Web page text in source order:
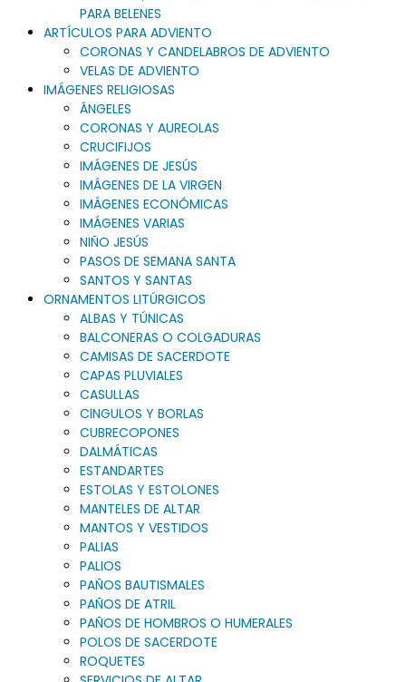
PARA BELENES
ARTÍCULOS PARA ADVIENTO
CORONAS Y CANDELABROS DE ADVIENTO
VELAS DE ADVIENTO
IMÁGENES RELIGIOSAS
ÁNGELES
CORONAS Y AUREOLAS
CRUCIFIJOS
IMÁGENES DE JESÚS
IMÁGENES DE LA VIRGEN
IMÁGENES ECONÓMICAS
IMÁGENES VARIAS
NIÑO JESÚS
PASOS DE SEMANA SANTA
SANTOS Y SANTAS
ORNAMENTOS LITÚRGICOS
ALBAS Y TÚNICAS
BALCONERAS O COLGADURAS
CAMISAS DE SACERDOTE
CAPAS PLUVIALES
CASULLAS
CINGULOS Y BORLAS
CUBRECOPONES
DALMÁTICAS
ESTANDARTES
ESTOLAS Y ESTOLONES
MANTELES DE ALTAR
MANTOS Y VESTIDOS
PALIAS
PALIOS
PAÑOS BAUTISMALES
PAÑOS DE ATRIL
PAÑOS DE HOMBROS O HUMERALES
POLOS DE SACERDOTE
ROQUETES